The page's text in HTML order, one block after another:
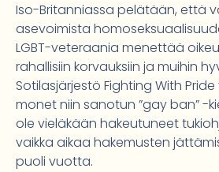
Iso-Britanniassa pelätään, että
asevoimista
LGBT-veteraania menettää
rahallisiin korvauksiin ja muihin
Sotilasjärjestö Fighting With
monet niin sanotun ”gay ban” -
ole vieläkään hakeutuneet
vaikka aikaa hakemusten
puoli vuotta.